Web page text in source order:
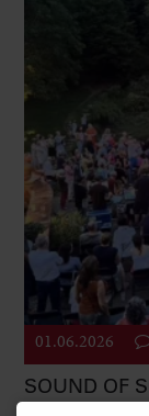
01.06.2026
SOUND OF